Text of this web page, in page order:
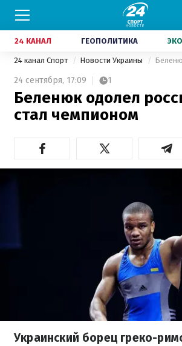
24 КАНАЛ ГЕОПОЛИТИКА
24 канал Спорт Новости Украины
24 сентября, 17:09 1
Беленюк одолел
стал чемпионом
Украинский борец греко-